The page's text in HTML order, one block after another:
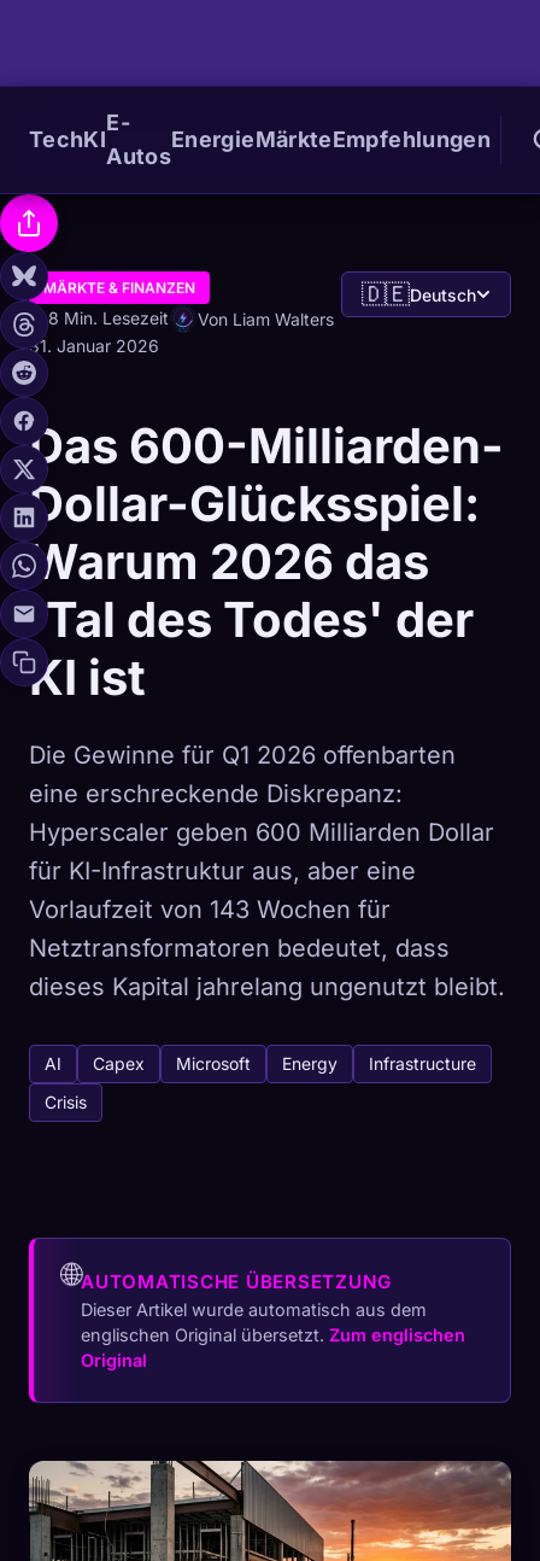
TechKI
E-
Autos
EnergieMärkteEmpfehlungen
MÄRKTE & FINANZEN
8 Min. Lesezeit
Von Liam Walters
31. Januar 2026
🇩🇪Deutsch
Das 600-Milliarden-
Dollar-Glücksspiel:
Warum 2026 das
'Tal des Todes' der
KI ist
Die Gewinne für Q1 2026 offenbarten
eine erschreckende Diskrepanz:
Hyperscaler geben 600 Milliarden Dollar
für KI-Infrastruktur aus, aber eine
Vorlaufzeit von 143 Wochen für
Netztransformatoren bedeutet, dass
dieses Kapital jahrelang ungenutzt bleibt.
AI Capex Microsoft Energy
Infrastructure
Crisis
🌐AUTOMATISCHE ÜBERSETZUNG
Dieser Artikel wurde automatisch aus dem
englischen Original übersetzt. Zum englischen
Original